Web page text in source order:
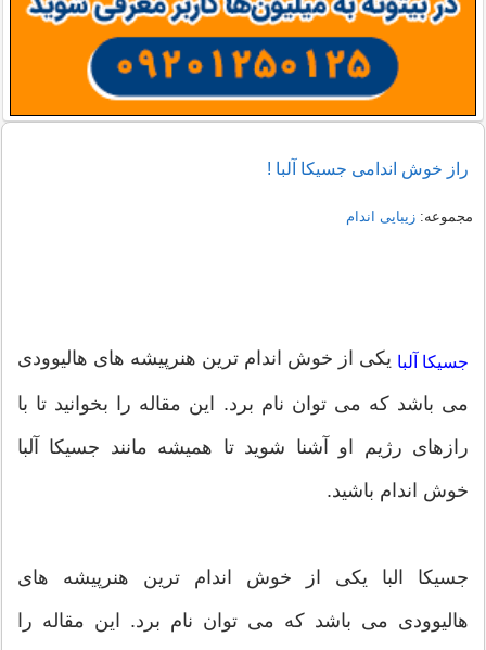
راز خوش اندامی جسیکا آلبا !
مجموعه:زیبایی اندام
جسیکا آلبا یکی از خوش اندام ترین هنرپیشه های هالیوودی
می باشد که می توان نام برد. این مقاله را بخوانید تا با
رازهای رژیم او آشنا شوید تا همیشه مانند جسیکا آلبا
خوش اندام باشید.
جسیکا البا یکی از خوش اندام ترین هنرپیشه های
هالیوودی می باشد که می توان نام برد. این مقاله را